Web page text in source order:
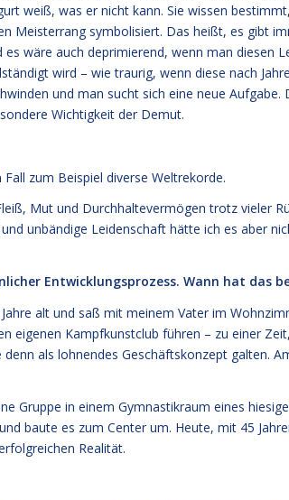
weiß, was er nicht kann. Sie wissen
Meisterrang symbolisiert. Das heißt, es gibt
es wäre auch deprimierend, wenn man diesen
wird – wie traurig, wenn diese nach
und man sucht sich eine neue Aufgabe.
Wichtigkeit der Demut.
zum Beispiel diverse Weltrekorde.
Mut und Durchhaltevermögen trotz vieler
unbändige Leidenschaft hätte ich es aber
Entwicklungsprozess. Wann hat das
alt und saß mit meinem Vater im
eigenen Kampfkunstclub führen – zu einer
als lohnendes Geschäftskonzept galten.
Gruppe in einem Gymnastikraum eines
baute es zum Center um. Heute, mit 45
Realität.